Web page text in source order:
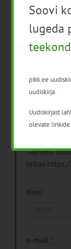
Pikk.ee
Täpsem
leitav
Nimi
e-mail *
Soovi
lugeda
pikk.ee
uudiskirja.
Uudiskirjast
olevate linkide